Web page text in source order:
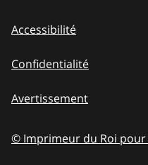
Accessibilité
Confidentialité
Avertissement
© Imprimeur du Roi pour